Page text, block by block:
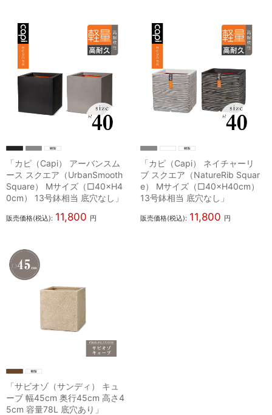
「カピ（Capi） アーバンスム
ース スクエア（UrbanSmooth
Square） Mサイズ（□40×H4
0cm） 13号鉢相当 底穴なし」
販売価格(税込): 11,800 円
「カピ（Capi） ネイチャーリ
ブ スクエア（NatureRib Squar
e） Mサイズ（□40×H40cm）
13号鉢相当 底穴なし」
販売価格(税込): 11,800 円
「サビオゾ（サンディ） キュ
ーブ 幅45cm 奥行45cm 高さ4
5cm 容量78L 底穴あり」